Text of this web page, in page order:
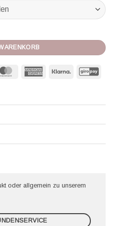
joue/canisse Menge
MasterCard American
Klarna
oder allgemein zu unserem